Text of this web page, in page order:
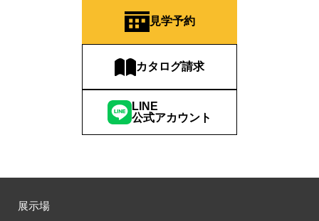
見学予約
カタログ請求
LINE
公式アカウント
展示場